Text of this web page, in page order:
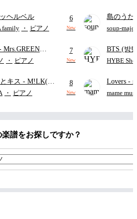
付き/『映画ちい
のひみつ』よ
ヘルベル
family
・ ピアノ
Mrs.GREEN
・ ピアノ
キス - M!LK(佐
仁人)
・ ピアノ
6
New
島のうた
映画ちい
soup-majo
7
New
BTS (방
HYBE
8
New
Lovers -
ト)
mame
楽譜をお探しですか？